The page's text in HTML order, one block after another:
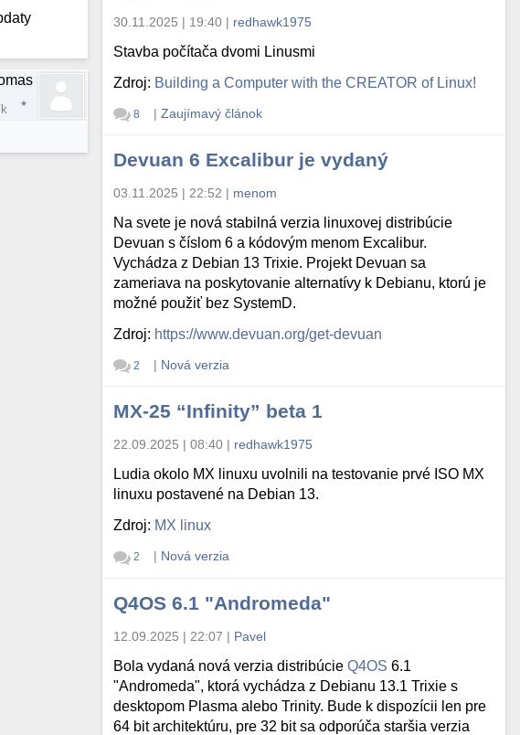
30.11.2025 | 19:40 | redhawk1975
Stavba počítača dvomi Linusmi
Zdroj: Building a Computer with the CREATOR of Linux!
8 | Zaujímavý článok
Devuan 6 Excalibur je vydaný
03.11.2025 | 22:52 | menom
Na svete je nová stabilná verzia linuxovej distribúcie
Devuan s číslom 6 a kódovým menom Excalibur.
Vychádza z Debian 13 Trixie. Projekt Devuan sa
zameriava na poskytovanie alternatívy k Debianu, ktorú je
možné použiť bez SystemD.
Zdroj: https://www.devuan.org/get-devuan
2 | Nová verzia
MX-25 “Infinity” beta 1
22.09.2025 | 08:40 | redhawk1975
Ludia okolo MX linuxu uvolnili na testovanie prvé ISO MX
linuxu postavené na Debian 13.
Zdroj: MX linux
2 | Nová verzia
Q4OS 6.1 "Andromeda"
12.09.2025 | 22:07 | Pavel
Bola vydaná nová verzia distribúcieQ4OS 6.1
"Andromeda", ktorá vychádza z Debianu 13.1 Trixie s
desktopom Plasma alebo Trinity. Bude k dispozícii len pre
64 bit architektúru, pre 32 bit sa odporúča staršia verzia